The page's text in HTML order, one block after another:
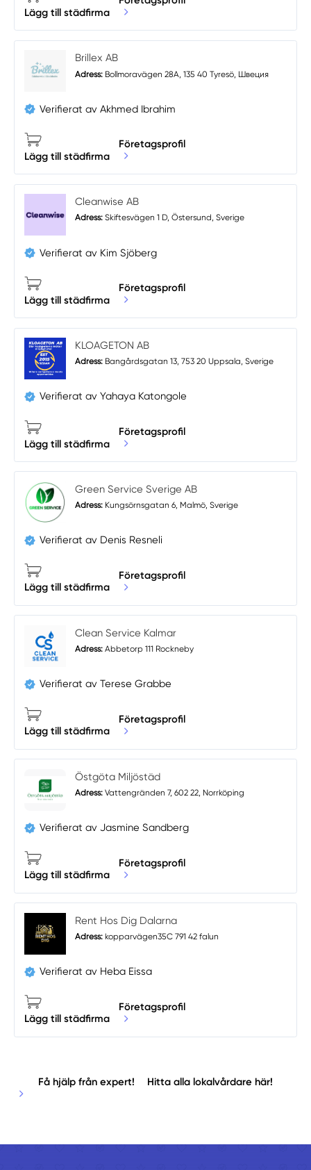
Lägg till städfirma
Brillex AB
Adress: Bollmoravägen 28A, 135 40 Tyresö, Швеция
Verifierat av Akhmed Ibrahim
Lägg till städfirma
Företagsprofil
Cleanwise AB
Adress: Skiftesvägen 1 D, Östersund, Sverige
Verifierat av Kim Sjöberg
Lägg till städfirma
Företagsprofil
KLOAGETON AB
Adress: Bangårdsgatan 13, 753 20 Uppsala, Sverige
Verifierat av Yahaya Katongole
Lägg till städfirma
Företagsprofil
Green Service Sverige AB
Adress: Kungsörnsgatan 6, Malmö, Sverige
Verifierat av Denis Resneli
Lägg till städfirma
Företagsprofil
Clean Service Kalmar
Adress: Abbetorp 111 Rockneby
Verifierat av Terese Grabbe
Lägg till städfirma
Företagsprofil
Östgöta Miljöstäd
Adress: Vattengränden 7, 602 22, Norrköping
Verifierat av Jasmine Sandberg
Lägg till städfirma
Företagsprofil
Rent Hos Dig Dalarna
Adress: kopparvägen35C 791 42 falun
Verifierat av Heba Eissa
Lägg till städfirma
Företagsprofil
Få hjälp från expert! Hitta alla lokalvårdare här!